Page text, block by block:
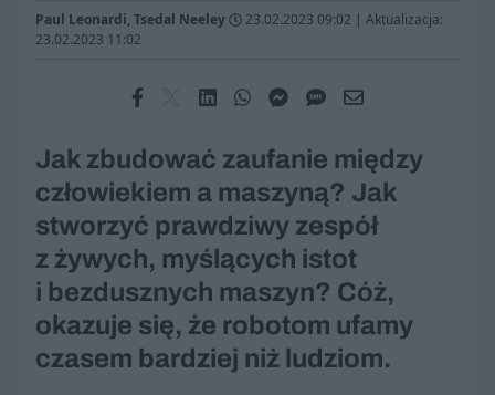
Paul Leonardi, Tsedal Neeley 23.02.2023 09:02 | Aktualizacja:
23.02.2023 11:02
Jak zbudować zaufanie między
człowiekiem a maszyną? Jak
stworzyć prawdziwy zespół
z żywych, myślących istot
i bezdusznych maszyn? Cóż,
okazuje się, że robotom ufamy
czasem bardziej niż ludziom.